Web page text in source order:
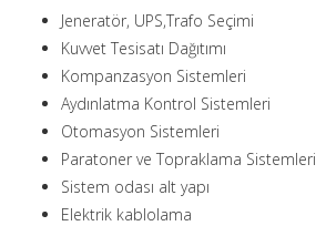
Jeneratör, UPS,Trafo Seçimi
Kuvvet Tesisatı Dağıtımı
Kompanzasyon Sistemleri
Aydınlatma Kontrol Sistemleri
Otomasyon Sistemleri
Paratoner ve Topraklama Sistemleri
Sistem odası alt yapı
Elektrik kablolama